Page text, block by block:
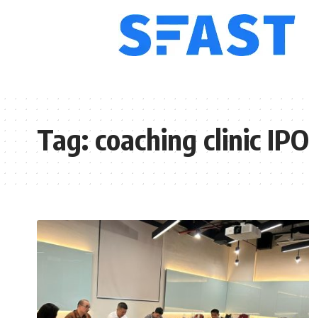
Tag:coaching clinic IPO